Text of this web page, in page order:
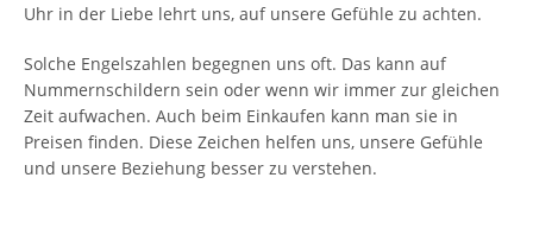
Uhr in der Liebe lehrt uns, auf unsere Gefühle zu achten.
Solche Engelszahlen begegnen uns oft. Das kann auf
Nummernschildern sein oder wenn wir immer zur gleichen
Zeit aufwachen. Auch beim Einkaufen kann man sie in
Preisen finden. Diese Zeichen helfen uns, unsere Gefühle
und unsere Beziehung besser zu verstehen.